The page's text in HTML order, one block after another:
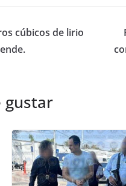
cúbicos de lirio
gustar